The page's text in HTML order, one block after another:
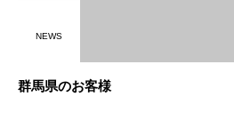
NEWS
群馬県のお客様